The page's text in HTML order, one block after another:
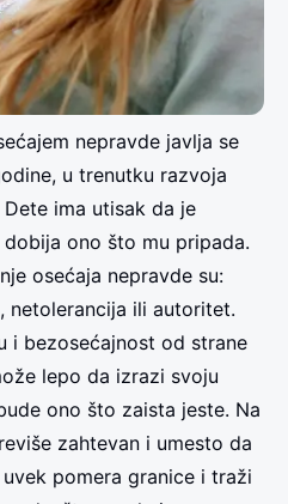
nepravde javlja se
u trenutku razvoja
ima utisak da je
ono što mu pripada.
osećaja nepravde su:
ili autoritet.
i bezosećajnost od strane
lepo da izrazi svoju
ono što zaista jeste. Na
zahtevan i umesto da
pomera granice i traži